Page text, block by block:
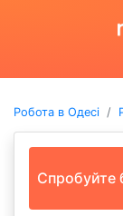
Робота в Одесі
Спробуйте